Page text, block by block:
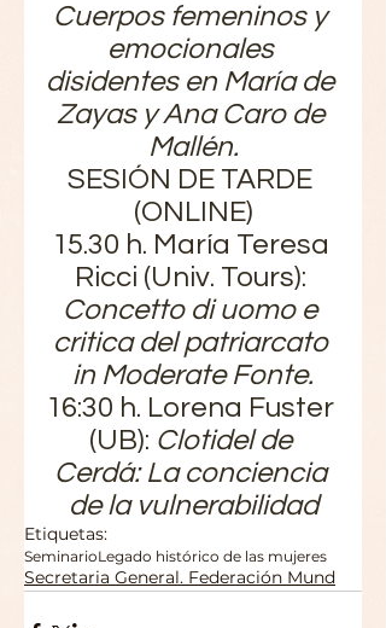
Cuerpos femeninos y
emocionales
disidentes en María de
Zayas y Ana Caro de
Mallén.
SESIÓN DE TARDE
(ONLINE)
15.30 h. María Teresa
Ricci (Univ. Tours):
Concetto di uomo e
critica del patriarcato
in Moderate Fonte.
16:30 h. Lorena Fuster
(UB): Clotidel de
Cerdá: La conciencia
de la vulnerabilidad
Etiquetas:
SeminarioLegado histórico de las mujeres
Secretaria General. Federación Mund